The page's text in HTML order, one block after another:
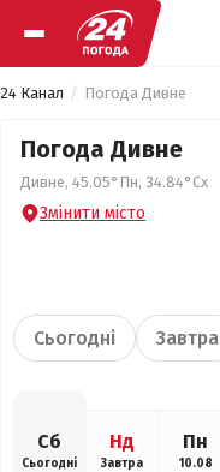
24 Канал Погода Дивне
Погода Дивне
Дивне, 45.05°Пн, 34.84°Сх
Змінити місто
Сьогодні Завтра
Сб
Сьогодні
Нд
Завтра
Пн
10.08